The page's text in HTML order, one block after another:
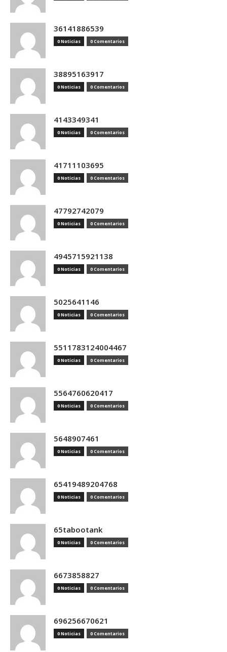
36141886539
0 Noticias 0 Comentarios
38895163917
0 Noticias 0 Comentarios
4143349341
0 Noticias 0 Comentarios
41711103695
0 Noticias 0 Comentarios
47792742079
0 Noticias 0 Comentarios
4945715921138
0 Noticias 0 Comentarios
5025641146
0 Noticias 0 Comentarios
5511783124004467
0 Noticias 0 Comentarios
5564760620417
0 Noticias 0 Comentarios
5648907461
0 Noticias 0 Comentarios
65419489204768
0 Noticias 0 Comentarios
65tabootank
0 Noticias 0 Comentarios
6673858827
0 Noticias 0 Comentarios
696256670621
0 Noticias 0 Comentarios